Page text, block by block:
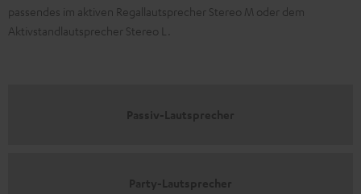
passendes im aktiven Regallautsprecher Stereo M oder dem
Aktivstandlautsprecher Stereo L.
Passiv-Lautsprecher
Party-Lautsprecher